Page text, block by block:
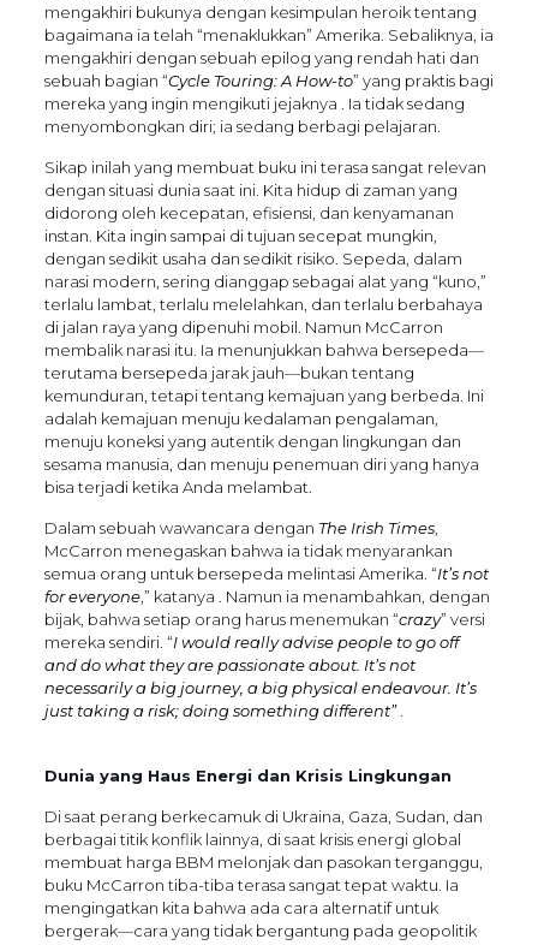
mengakhiri bukunya dengan kesimpulan heroik tentang
bagaimana ia telah “menaklukkan” Amerika. Sebaliknya, ia
mengakhiri dengan sebuah epilog yang rendah hati dan
sebuah bagian “Cycle Touring: A How-to” yang praktis bagi
mereka yang ingin mengikuti jejaknya . Ia tidak sedang
menyombongkan diri; ia sedang berbagi pelajaran.
Sikap inilah yang membuat buku ini terasa sangat relevan
dengan situasi dunia saat ini. Kita hidup di zaman yang
didorong oleh kecepatan, efisiensi, dan kenyamanan
instan. Kita ingin sampai di tujuan secepat mungkin,
dengan sedikit usaha dan sedikit risiko. Sepeda, dalam
narasi modern, sering dianggap sebagai alat yang “kuno,”
terlalu lambat, terlalu melelahkan, dan terlalu berbahaya
di jalan raya yang dipenuhi mobil. Namun McCarron
membalik narasi itu. Ia menunjukkan bahwa bersepeda—
terutama bersepeda jarak jauh—bukan tentang
kemunduran, tetapi tentang kemajuan yang berbeda. Ini
adalah kemajuan menuju kedalaman pengalaman,
menuju koneksi yang autentik dengan lingkungan dan
sesama manusia, dan menuju penemuan diri yang hanya
bisa terjadi ketika Anda melambat.
Dalam sebuah wawancara dengan The Irish Times,
McCarron menegaskan bahwa ia tidak menyarankan
semua orang untuk bersepeda melintasi Amerika. “It’s not
for everyone,” katanya . Namun ia menambahkan, dengan
bijak, bahwa setiap orang harus menemukan “crazy” versi
mereka sendiri. “I would really advise people to go off
and do what they are passionate about. It’s not
necessarily a big journey, a big physical endeavour. It’s
just taking a risk; doing something different”.
Dunia yang Haus Energi dan Krisis Lingkungan
Di saat perang berkecamuk di Ukraina, Gaza, Sudan, dan
berbagai titik konflik lainnya, di saat krisis energi global
membuat harga BBM melonjak dan pasokan terganggu,
buku McCarron tiba-tiba terasa sangat tepat waktu. Ia
mengingatkan kita bahwa ada cara alternatif untuk
bergerak—cara yang tidak bergantung pada geopolitik